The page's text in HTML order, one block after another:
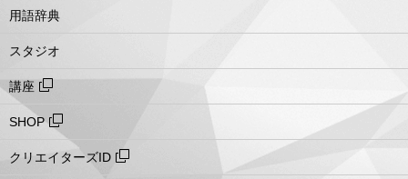
用語辞典
スタジオ
講座
SHOP
クリエイターズID